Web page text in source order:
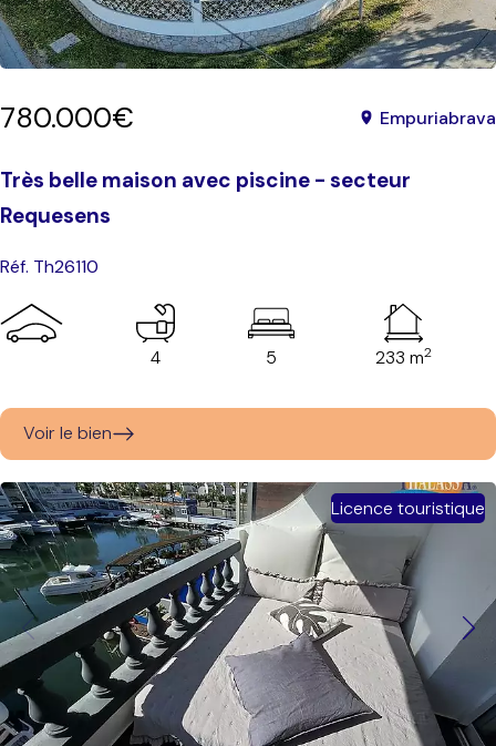
780.000€ Empuriabrava
Très belle maison avec piscine - secteur
Requesens
Réf. Th26110
4 5 233 m2
Voir le bien
Licence touristique